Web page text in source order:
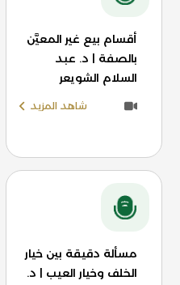
أقسام بيع غير المعيَّن
بالصفة | د. عبد
السلام الشويعر
شاهد المزيد
مسألة دقيقة بين خيار
الخلف وخيار العيب | د.